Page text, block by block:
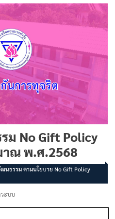
ม No Gift Policy
าณ พ.ศ.2568
นธรรม ตามนโยบาย No Gift Policy
ะบบ